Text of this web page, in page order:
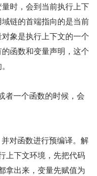
时，会到当前执行上下
链的首端指向的是当前
象是执行上下文的一个
函数和变量声明，这个
者一个函数的时候，会
并对函数进行预编译。解
上下文环境，先把代码
拿出来，变量先赋值为